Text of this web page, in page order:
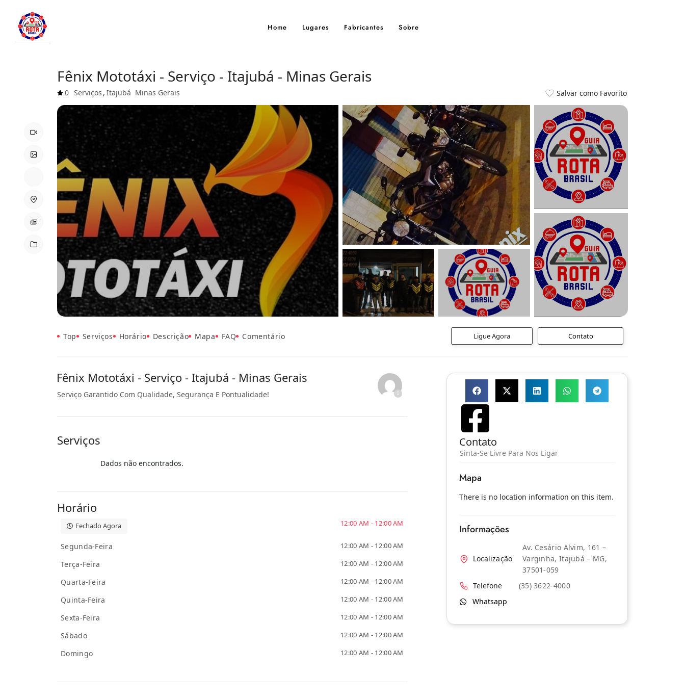
Home Lugares Fabricantes Sobre
Fênix Mototáxi - Serviço - Itajubá - Minas Gerais
0 Serviços , Itajubá Minas Gerais Salvar como Favorito
Top Serviços Horário Descrição Mapa FAQ Comentário Ligue Agora Contato
Fênix Mototáxi - Serviço - Itajubá - Minas Gerais
Serviço Garantido Com Qualidade, Segurança E Pontualidade!
Serviços
Dados não encontrados.
Horário
Fechado Agora 12:00 AM - 12:00 AM
Segunda-Feira 12:00 AM - 12:00 AM
Terça-Feira 12:00 AM - 12:00 AM
Quarta-Feira 12:00 AM - 12:00 AM
Quinta-Feira 12:00 AM - 12:00 AM
Sexta-Feira 12:00 AM - 12:00 AM
Sábado 12:00 AM - 12:00 AM
Domingo 12:00 AM - 12:00 AM
Contato
Sinta-Se Livre Para Nos Ligar
Mapa
There is no location information on this item.
Informações
Localização
Av. Cesário Alvim, 161 –
Varginha, Itajubá – MG,
37501-059
Telefone
(35) 3622-4000
Whatsapp